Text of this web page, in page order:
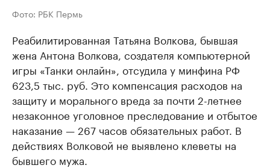
Фото: РБК Пермь
Реабилитированная Татьяна Волкова, бывшая
жена Антона Волкова, создателя компьютерной
игры «Танки онлайн», отсудила у минфина РФ
623,5 тыс. руб. Это компенсация расходов на
защиту и морального вреда за почти 2-летнее
незаконное уголовное преследование и отбытое
наказание — 267 часов обязательных работ. В
действиях Волковой не выявлено клеветы на
бывшего мужа.